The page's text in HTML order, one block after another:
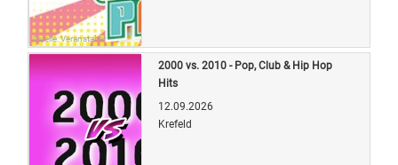
Quelle: Veranstalter
2000 vs. 2010 - Pop, Club & Hip Hop
Hits
12.09.2026
Krefeld